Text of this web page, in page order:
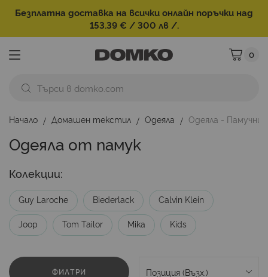
Безплатна доставка на всички онлайн поръчки над
153.39 € / 300 лв /.
Моята
0
Начало Домашен текстил Одеяла Одеяла - Памучни
Одеяла от памук
Колекции:
Guy Laroche Biederlack Calvin Klein
Joop Tom Tailor Mika Kids
ФИЛТРИ